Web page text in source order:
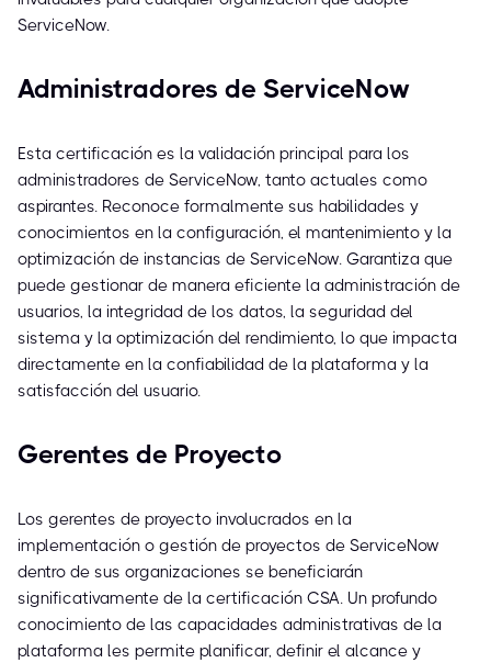
ServiceNow.
Administradores de ServiceNow
Esta certificación es la validación principal para los
administradores de ServiceNow, tanto actuales como
aspirantes. Reconoce formalmente sus habilidades y
conocimientos en la configuración, el mantenimiento y la
optimización de instancias de ServiceNow. Garantiza que
puede gestionar de manera eficiente la administración de
usuarios, la integridad de los datos, la seguridad del
sistema y la optimización del rendimiento, lo que impacta
directamente en la confiabilidad de la plataforma y la
satisfacción del usuario.
Gerentes de Proyecto
Los gerentes de proyecto involucrados en la
implementación o gestión de proyectos de ServiceNow
dentro de sus organizaciones se beneficiarán
significativamente de la certificación CSA. Un profundo
conocimiento de las capacidades administrativas de la
plataforma les permite planificar, definir el alcance y